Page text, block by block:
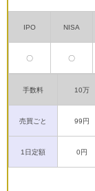
IPO NISA
〇 〇
手数料 10万
売買ごと 99円
1日定額 0円